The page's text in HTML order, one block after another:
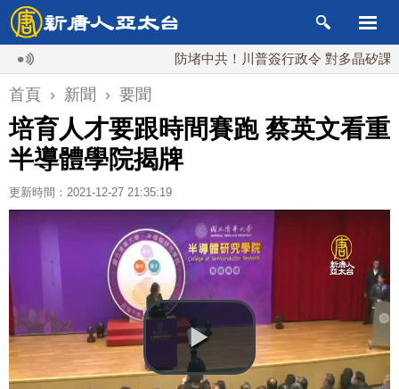
防堵中共！川普簽行政令 對多晶矽課15%關
首頁 › 新聞 › 要聞
培育人才要跟時間賽跑 蔡英文看重
半導體學院揭牌
更新時間：2021-12-27 21:35:19